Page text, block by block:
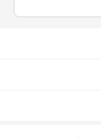
۸ تا ۱۴